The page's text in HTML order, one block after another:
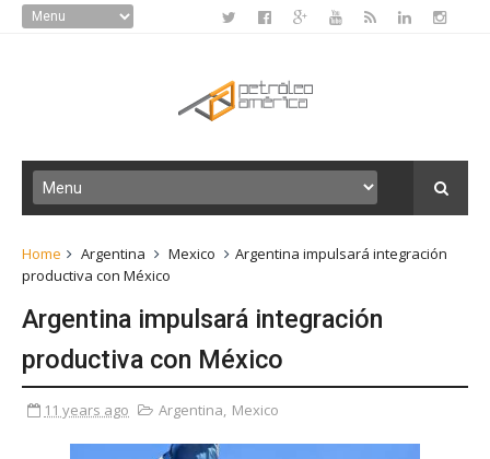
Home Argentina Mexico
Argentina impulsará integración
productiva con México
Argentina impulsará integración
productiva con México
11 years ago Argentina, Mexico